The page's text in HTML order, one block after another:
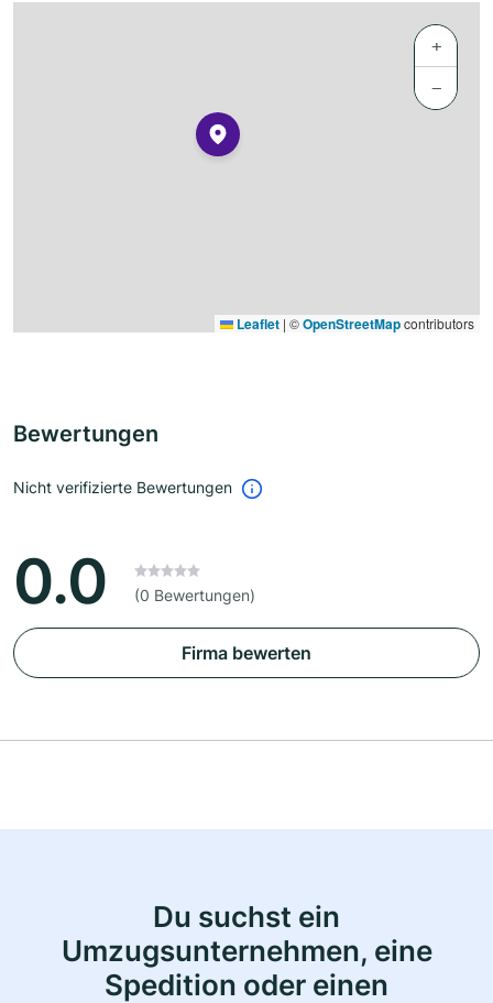
+
−
Leaflet | ©OpenStreetMapcontributors
Bewertungen
Nicht verifizierte Bewertungen
0.0 (0 Bewertungen)
Firma bewerten
Du suchst ein
Umzugsunternehmen, eine
Spedition oder einen